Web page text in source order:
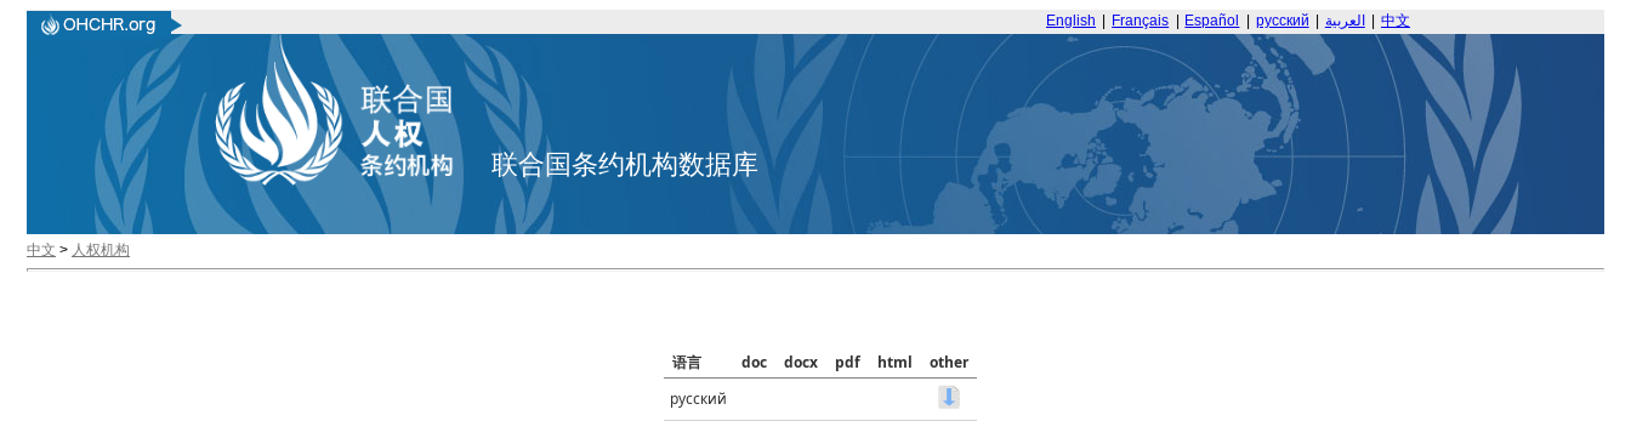
English Français Español русский العربية 中文
联合国条约机构数据库
中文 > 人权机构
语言 doc docx pdf html
other
русский